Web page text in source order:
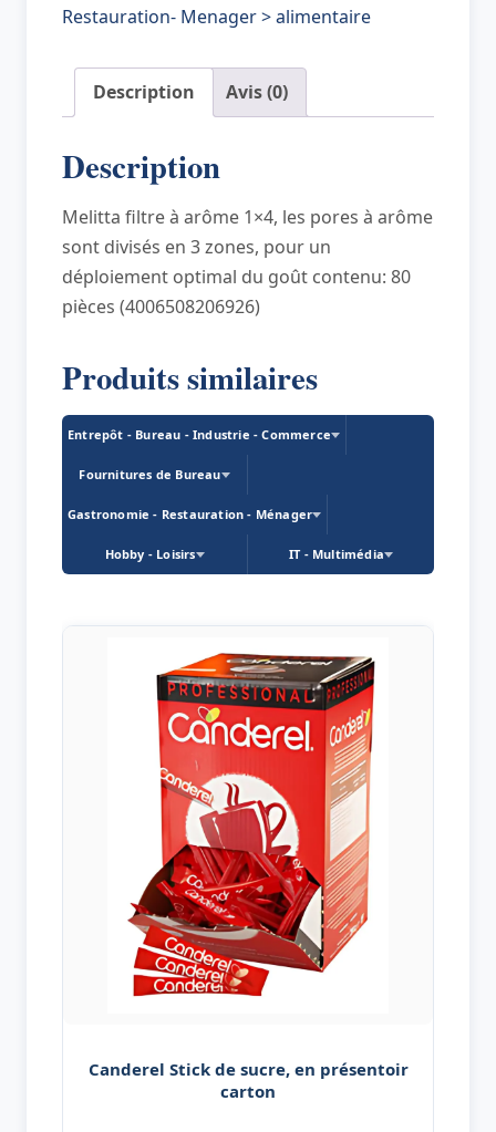
à
arôme
"102",
nature
Restauration- Menager > alimentaire
Description Avis (0)
Description
Melitta filtre à arôme 1×4, les pores à arôme
sont divisés en 3 zones, pour un
déploiement optimal du goût contenu: 80
pièces (4006508206926)
Produits similaires
Entrepôt - Bureau - Industrie - Commerce
Fournitures de Bureau
Gastronomie - Restauration - Ménager
Hobby - Loisirs IT - Multimédia
Canderel Stick de sucre, en présentoir
carton